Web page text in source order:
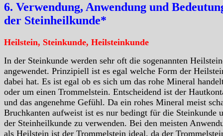
6. Verwendung, Anwendung und
der Steinheilkunde*
Heilstein, Steinkunde, Heilsteinkunde
In der Steinkunde werden sehr oft die sogenannten
angewendet. Prinzipiell ist es egal welche Form der
dabei hat. Es ist egal ob es sich um das rohe Mineral
oder um einen Trommelstein. Entscheidend ist der
und das angenehme Gefühl. Da ein rohes Mineral meist
Bruchkanten aufweist ist es nur bedingt für die Steinkunde
der Steinheilkunde zu verwenden. Bei den meisten
als Heilstein ist der Trommelstein ideal, da der